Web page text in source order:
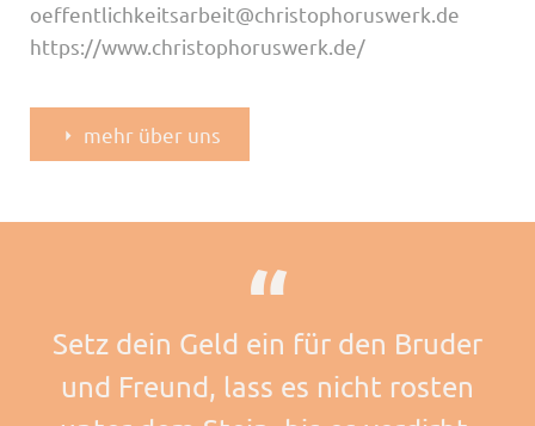
oeffentlichkeitsarbeit@christophoruswerk.de
https://www.christophoruswerk.de/
mehr über uns
Setz dein Geld ein für den Bruder
und Freund, lass es nicht rosten